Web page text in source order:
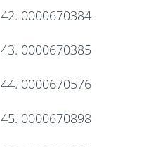
42. 0000670384
43. 0000670385
44. 0000670576
45. 0000670898